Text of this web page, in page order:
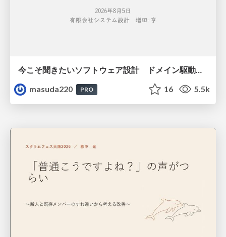
今こそ聞きたいソフトウェア設計 ドメイン駆動設計再入門
masuda220
PRO 16 5.5k